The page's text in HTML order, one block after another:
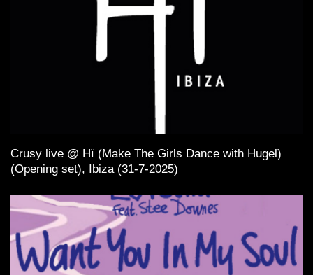
Crusy live @ Hï (Make The Girls Dance with Hugel)
(Opening set), Ibiza (31-7-2025)